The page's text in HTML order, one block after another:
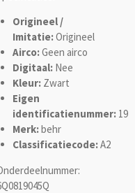
Origineel /
Imitatie:Origineel
Airco:Geen airco
Digitaal: Nee
Kleur: Zwart
Eigen
identificatienummer: 19
Merk:behr
Classificatiecode:A2